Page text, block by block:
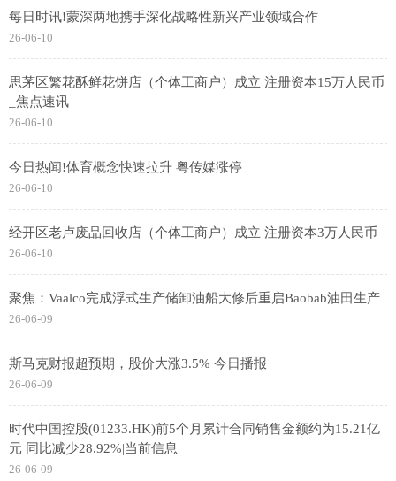
每日时讯!蒙深两地携手深化战略性新兴产业领域合作
26-06-10
思茅区繁花酥鲜花饼店（个体工商户）成立 注册资本15万人民币
_焦点速讯
26-06-10
今日热闻!体育概念快速拉升 粤传媒涨停
26-06-10
经开区老卢废品回收店（个体工商户）成立 注册资本3万人民币
26-06-10
聚焦：Vaalco完成浮式生产储卸油船大修后重启Baobab油田生产
26-06-09
斯马克财报超预期，股价大涨3.5% 今日播报
26-06-09
时代中国控股(01233.HK)前5个月累计合同销售金额约为15.21亿
元 同比减少28.92%|当前信息
26-06-09